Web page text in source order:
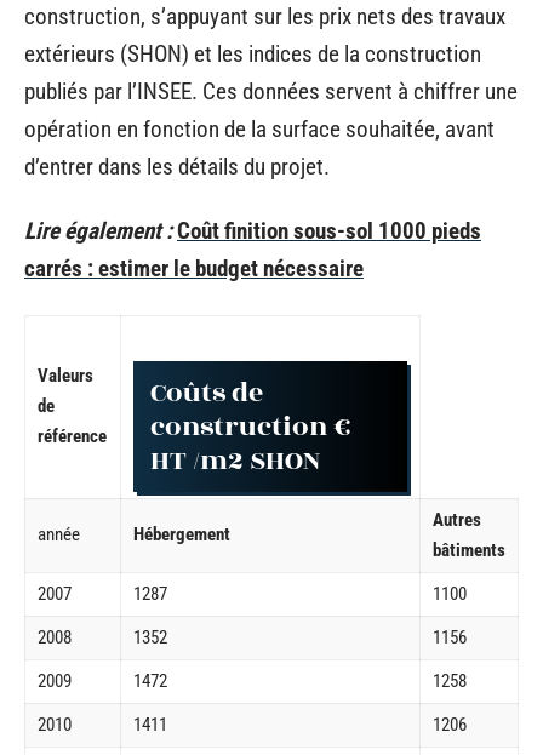
construction, s’appuyant sur les prix nets des travaux
extérieurs (SHON) et les indices de la construction
publiés par l’INSEE. Ces données servent à chiffrer une
opération en fonction de la surface souhaitée, avant
d’entrer dans les détails du projet.
Lire également :Coût finition sous-sol 1000 pieds
carrés : estimer le budget nécessaire
Valeurs
de
référence
Coûts de
construction €
HT /m2 SHON
année Hébergement
Autres
bâtiments
2007
1287
1100
2008
1352
1156
2009
1472
1258
2010
1411
1206